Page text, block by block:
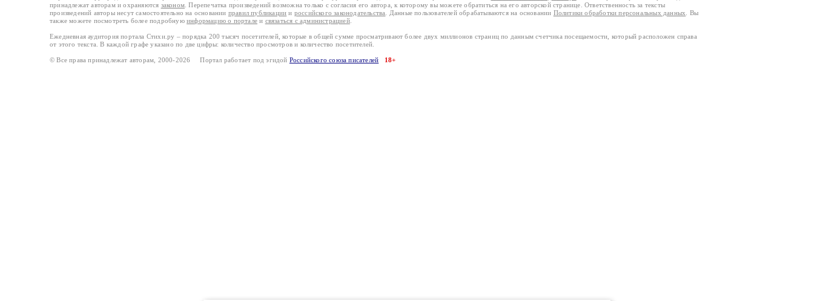
принадлежат авторам и охраняются законом . Перепечатка произведений возможна только с согласия его автора, к которому вы можете обратиться на его авторской странице. Ответственность за тексты
произведений авторы несут самостоятельно на основании правил публикации и российского законодательства . Данные пользователей обрабатываются на основании Политики обработки персональных данных
. Вы
также можете посмотреть более подробную информацию о портале и связаться с администрацией.
Ежедневная аудитория портала Стихи.ру – порядка 200 тысяч посетителей, которые в общей сумме просматривают более двух миллионов страниц по данным счетчика посещаемости, который расположен справа
от этого текста. В каждой графе указано по две цифры: количество просмотров и количество посетителей.
© Все права принадлежат авторам, 2000-2026 Портал работает под эгидой Российского союза писателей 18+